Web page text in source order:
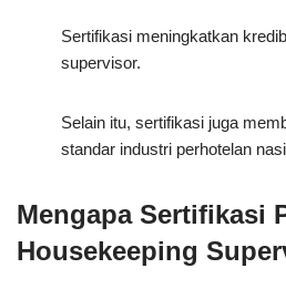
Sertifikasi meningkatkan
supervisor.
Selain itu, sertifikasi juga
standar industri perhotelan
Mengapa Sertifikasi
Housekeeping